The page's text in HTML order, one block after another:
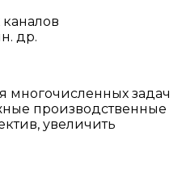
др.
многочисленных задач
производственные
увеличить